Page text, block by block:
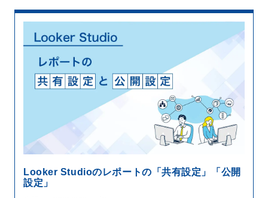
Looker Studioのレポートの「共有設定」「公開
設定」